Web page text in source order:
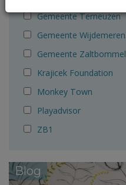
Gemeente Terneuzen
Gemeente Wijdemeren
Gemeente Zaltbommel
Krajicek Foundation
Monkey Town
Playadvisor
ZB1
Blog